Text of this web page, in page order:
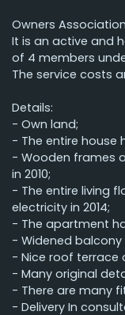
Owners
It is an active and
of 4 members
The service costs
Details:
- Own land;
- The entire house
- Wooden frames
in 2010;
- The entire living
electricity in 2014;
- The apartment
- Widened balcony
- Nice roof terrace
- Many original
- There are many
- Delivery In